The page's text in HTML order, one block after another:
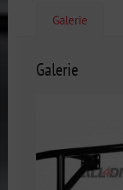
Galerie
Galerie